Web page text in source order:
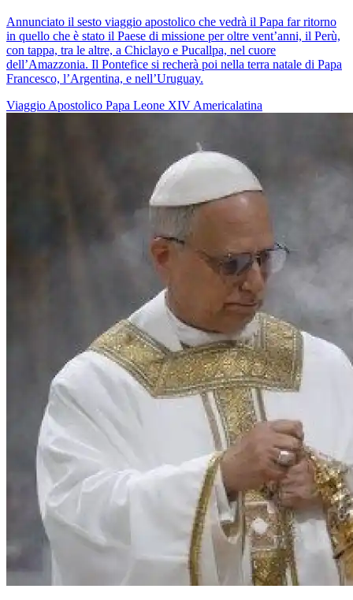
Annunciato il sesto viaggio apostolico che vedrà il Papa far ritorno
in quello che è stato il Paese di missione per oltre vent’anni, il Perù,
con tappa, tra le altre, a Chiclayo e Pucallpa, nel cuore
dell’Amazzonia. Il Pontefice si recherà poi nella terra natale di Papa
Francesco, l’Argentina, e nell’Uruguay.
Viaggio Apostolico Papa Leone XIV Americalatina